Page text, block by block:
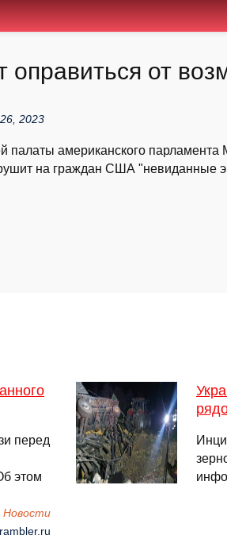
от
2023
палаты американского
на граждан США "невиданные
перед
этом
Новости